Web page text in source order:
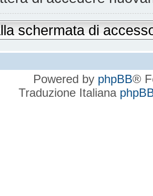
schermata di
Powered by phpBB®
Traduzione Italiana